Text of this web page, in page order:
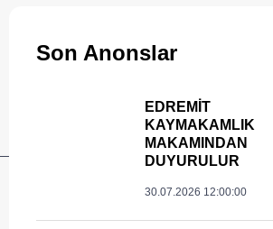
Son Anonslar
EDREMİT
KAYMAKAMLIK
MAKAMINDAN
DUYURULUR
30.07.2026 12:00:00